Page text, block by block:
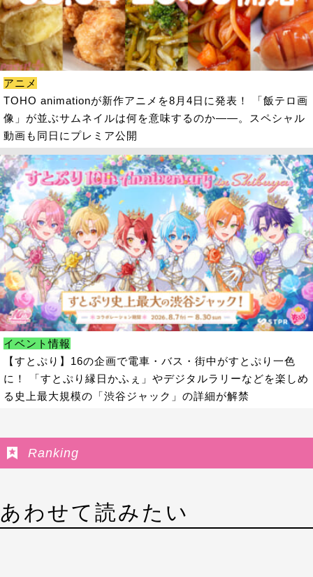
アニメ
TOHO animationが新作アニメを8月4日に発表！ 「飯テロ画
像」が並ぶサムネイルは何を意味するのか――。スペシャル
動画も同日にプレミア公開
イベント情報
【すとぷり】16の企画で電車・バス・街中がすとぷり一色
に！ 「すとぷり縁日かふぇ」やデジタルラリーなどを楽しめ
る史上最大規模の「渋谷ジャック」の詳細が解禁
Ranking
あわせて読みたい